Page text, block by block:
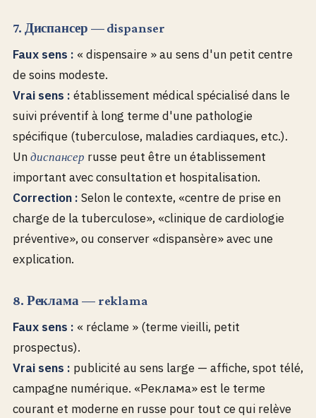
7. Диспансер — dispanser
Faux sens : « dispensaire » au sens d'un petit centre
de soins modeste.
Vrai sens : établissement médical spécialisé dans le
suivi préventif à long terme d'une pathologie
spécifique (tuberculose, maladies cardiaques, etc.).
Un диспансер russe peut être un établissement
important avec consultation et hospitalisation.
Correction : Selon le contexte, «centre de prise en
charge de la tuberculose», «clinique de cardiologie
préventive», ou conserver «dispansère» avec une
explication.
8. Реклама — reklama
Faux sens : « réclame » (terme vieilli, petit
prospectus).
Vrai sens : publicité au sens large — affiche, spot télé,
campagne numérique. «Реклама» est le terme
courant et moderne en russe pour tout ce qui relève